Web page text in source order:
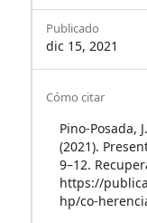
Sidebar
Publicado
dic 15, 2021
Article
Details
Cómo citar
Pino-Posada,
(2021).
9–12.
https://
hp/co-